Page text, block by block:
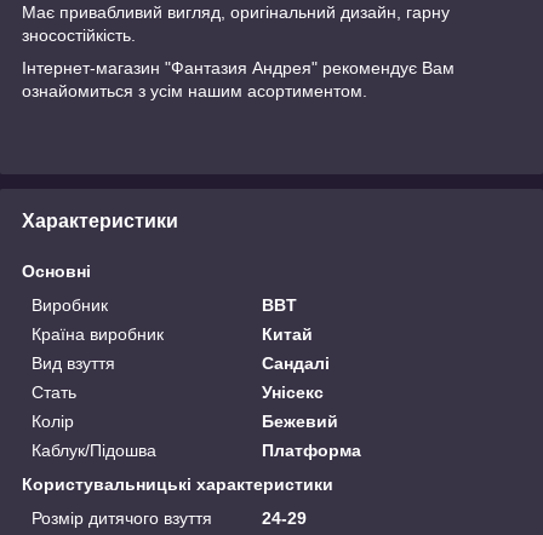
Має привабливий вигляд, оригінальний дизайн, гарну
зносостійкість.
Інтернет-магазин "Фантазия Андрея" рекомендує Вам
ознайомиться з усім нашим асортиментом.
Характеристики
Основні
Виробник
BBT
Країна виробник
Китай
Вид взуття
Сандалі
Стать
Унісекс
Колір
Бежевий
Каблук/Підошва
Платформа
Користувальницькі характеристики
Розмір дитячого взуття
24-29